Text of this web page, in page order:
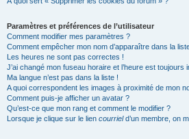
Paramètres et préférences de l’utilisateur
Comment modifier mes paramètres ?
Comment empêcher mon nom d’apparaître dans la
Les heures ne sont pas correctes !
J’ai changé mon fuseau horaire et l’heure est toujours
Ma langue n’est pas dans la liste !
A quoi correspondent les images à proximité de mon
Comment puis-je afficher un avatar ?
Qu’est-ce que mon rang et comment le modifier ?
Lorsque je clique sur le lien courrield’un membre, on